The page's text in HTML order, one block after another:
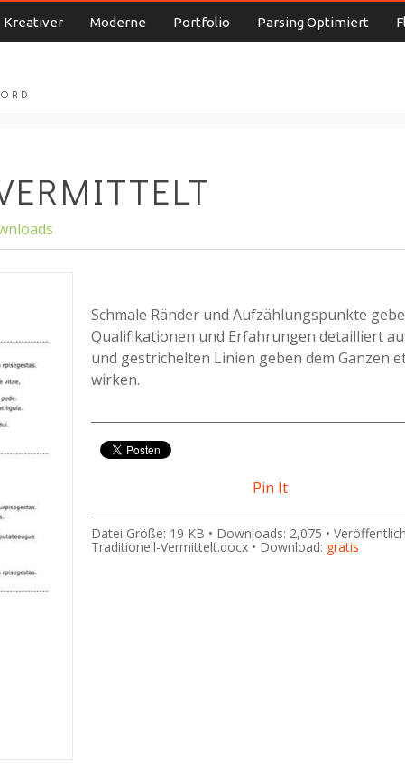
Kreativer Moderne Portfolio Parsing Optimiert
Schmale Ränder und Aufzählungspunkte
Qualifikationen und Erfahrungen detailliert
und gestrichelten Linien geben dem Ganzen
wirken.
Pin It
Datei Größe: 19 KB • Downloads: 2,075 •
Traditionell-Vermittelt.docx • Download: gratis